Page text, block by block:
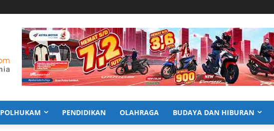
POLHUKAM PENDIDIKAN OLAHRAGA BUDAYA DAN HIBURAN